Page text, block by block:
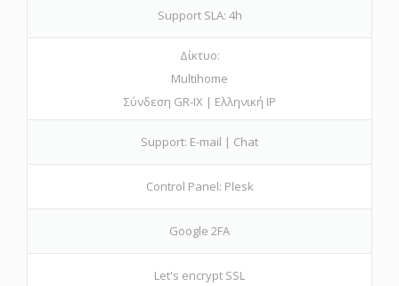
Support SLA: 4h
Δίκτυο:
Multihome
Σύνδεση GR-IX | Ελληνική IP
Support: E-mail | Chat
Control Panel: Plesk
Google 2FA
Let's encrypt SSL